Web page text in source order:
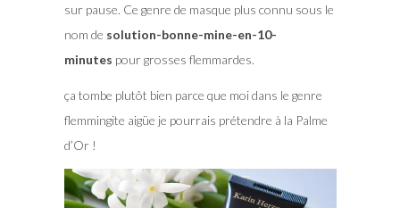
sur pause. Ce genre de masque plus connu sous le
nom de solution-bonne-mine-en-10-
minutes pour grosses flemmardes.
ça tombe plutôt bien parce que moi dans le genre
flemmingite aigüe je pourrais prétendre à la Palme
d’Or !